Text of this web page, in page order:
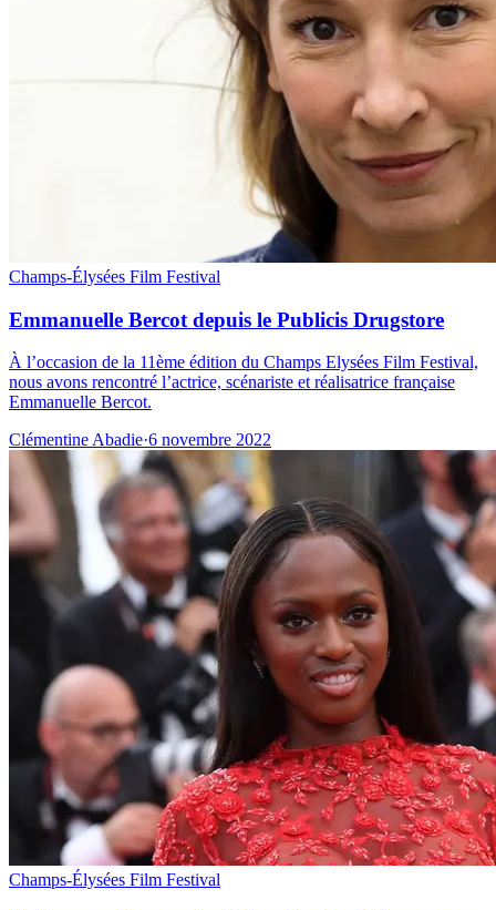
Champs-Élysées Film Festival
Emmanuelle Bercot depuis le Publicis Drugstore
À l’occasion de la 11ème édition du Champs Elysées Film Festival,
nous avons rencontré l’actrice, scénariste et réalisatrice française
Emmanuelle Bercot.
Clémentine Abadie·6 novembre 2022
Champs-Élysées Film Festival